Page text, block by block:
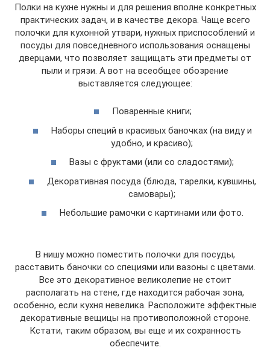
Полки на кухне нужны и для решения вполне конкретных
практических задач, и в качестве декора. Чаще всего
полочки для кухонной утвари, нужных приспособлений и
посуды для повседневного использования оснащены
дверцами, что позволяет защищать эти предметы от
пыли и грязи. А вот на всеобщее обозрение
выставляется следующее:
Поваренные книги;
Наборы специй в красивых баночках (на виду и
удобно, и красиво);
Вазы с фруктами (или со сладостями);
Декоративная посуда (блюда, тарелки, кувшины,
самовары);
Небольшие рамочки с картинами или фото.
В нишу можно поместить полочки для посуды,
расставить баночки со специями или вазоны с цветами.
Все это декоративное великолепие не стоит
располагать на стене, где находится рабочая зона,
особенно, если кухня невелика. Расположите эффектные
декоративные вещицы на противоположной стороне.
Кстати, таким образом, вы еще и их сохранность
обеспечите.